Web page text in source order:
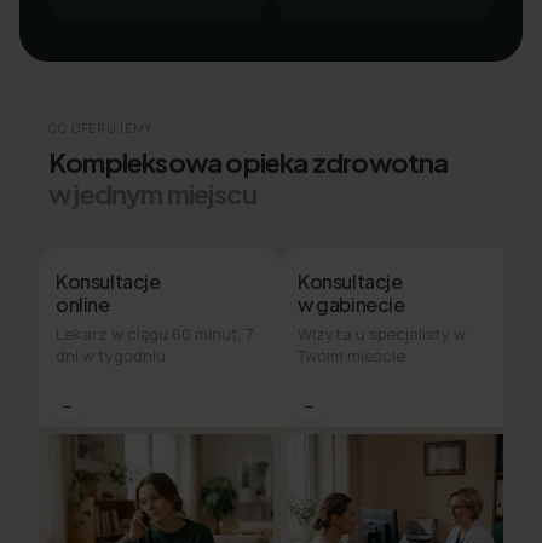
CO OFERUJEMY
Kompleksowa opieka zdrowotna
w jednym miejscu
Konsultacje
online
Lekarz w ciągu 60 minut, 7
dni w tygodniu
→
Konsultacje
w gabinecie
Wizyta u specjalisty w
Twoim mieście
→